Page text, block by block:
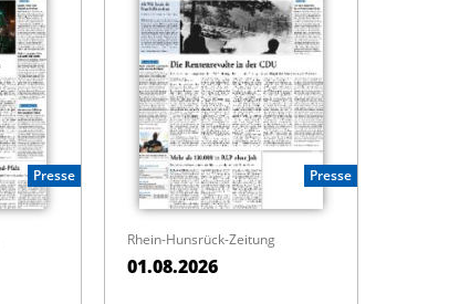
Presse Presse
Rhein-Hunsrück-Zeitung
01.08.2026